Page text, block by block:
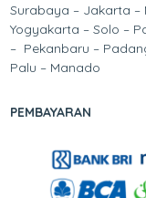
Surabaya – Jakarta –
Yogyakarta – Solo –
– Pekanbaru –
Palu – Manado
PEMBAYARAN